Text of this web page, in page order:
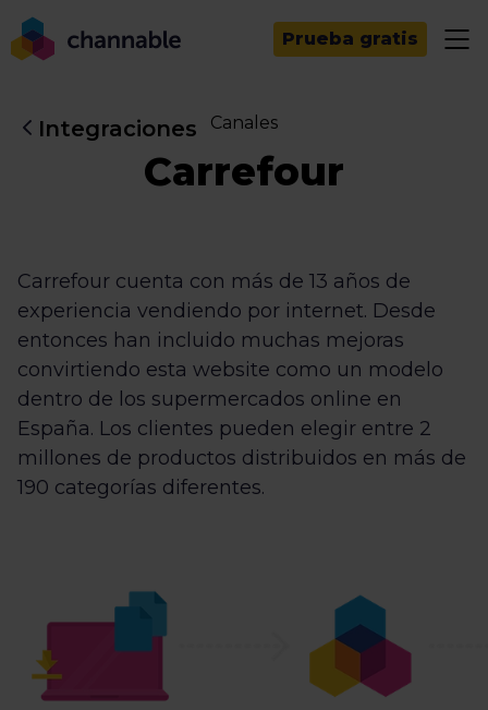
Prueba gratis
Integraciones Canales
Carrefour
Carrefour cuenta con más de 13 años de
experiencia vendiendo por internet. Desde
entonces han incluido muchas mejoras
convirtiendo esta website como un modelo
dentro de los supermercados online en
España. Los clientes pueden elegir entre 2
millones de productos distribuidos en más de
190 categorías diferentes.